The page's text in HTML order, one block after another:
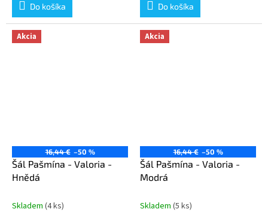
Do košíka Do košíka
Akcia
16,44 € –50 %
Šál Pašmína - Valoria -
Hnědá
Skladem (4 ks)
Akcia
16,44 € –50 %
Šál Pašmína - Valoria -
Modrá
Skladem (5 ks)